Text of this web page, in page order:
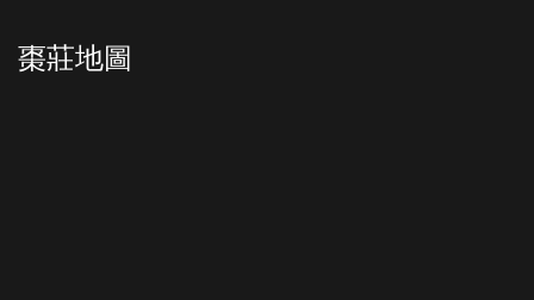
棗莊地圖